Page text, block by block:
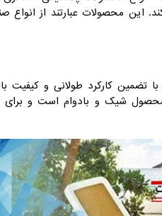
محصولات عبارتند از انواع
تضمین کارکرد طولانی و کیفیت
شیک و بادوام است و برای